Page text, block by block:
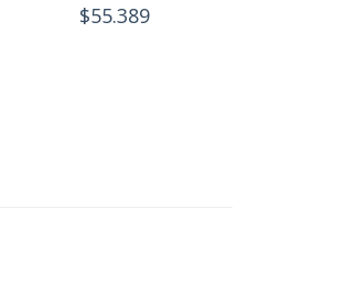
$55.389